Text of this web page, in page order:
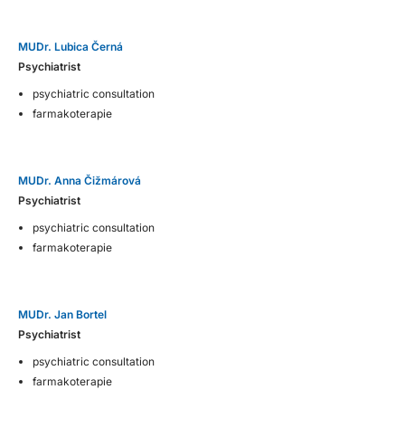
MUDr. Lubica Černá
Psychiatrist
psychiatric consultation
farmakoterapie
MUDr. Anna Čižmárová
Psychiatrist
psychiatric consultation
farmakoterapie
MUDr. Jan Bortel
Psychiatrist
psychiatric consultation
farmakoterapie